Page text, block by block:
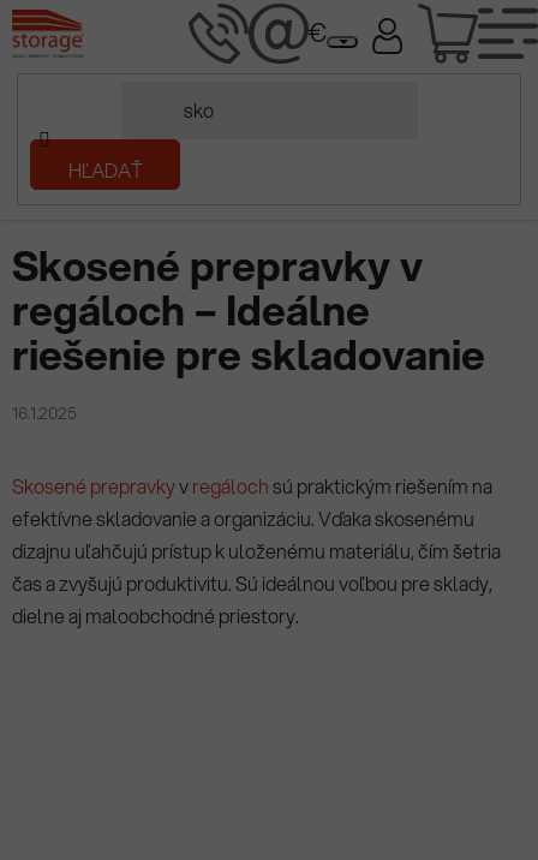
Prejsť
na
obsah
HĽADAŤ
Domov
Prečítaj si/Skosené prepravky v regáloch – Ideálne riešenie pre
skladovanie
Skosené prepravky v
regáloch – Ideálne
riešenie pre skladovanie
16.1.2025
Skosené prepravkyvregálochsú praktickým riešením na
efektívne skladovanie a organizáciu. Vďaka skosenému
dizajnu uľahčujú prístup k uloženému materiálu, čím šetria
čas a zvyšujú produktivitu. Sú ideálnou voľbou pre sklady,
dielne aj maloobchodné priestory.